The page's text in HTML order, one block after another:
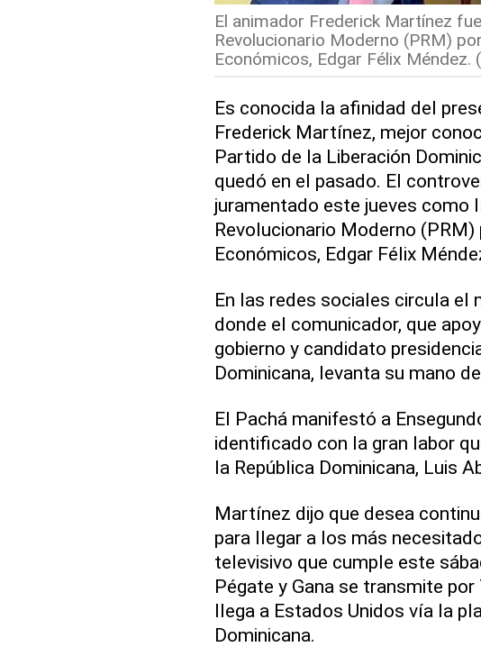
El animador Frederick Martínez
Revolucionario Moderno (PRM)
Económicos, Edgar Félix Méndez.
Es conocida la afinidad del
Frederick Martínez, mejor
Partido de la Liberación
quedó en el pasado. El
juramentado este jueves
Revolucionario Moderno
Económicos, Edgar Félix
En las redes sociales circula el
donde el comunicador, que
gobierno y candidato
Dominicana, levanta su mano
El Pachá manifestó a
identificado con la gran labor
la República Dominicana, Luis
Martínez dijo que desea
para llegar a los más
televisivo que cumple este
Pégate y Gana se transmite
llega a Estados Unidos vía la
Dominicana.